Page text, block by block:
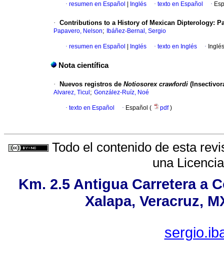
· resumen en Español Inglés · texto en Español ·
· Contributions to a History of Mexican Dipterology:
Papavero, Nelson; Ibáñez-Bernal, Sergio
· resumen en Español Inglés · texto en Inglés ·
Nota científica
· Nuevos registros de Notiosorex crawfordi
Alvarez, Ticul ; González-Ruíz, Noé
· texto en Español · Español ( pdf)
Todo el contenido de esta
una
Km. 2.5 Antigua Carretera a
Xalapa, Veracruz,